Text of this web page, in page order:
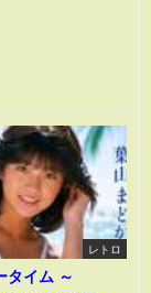
レトロ
タイム ～